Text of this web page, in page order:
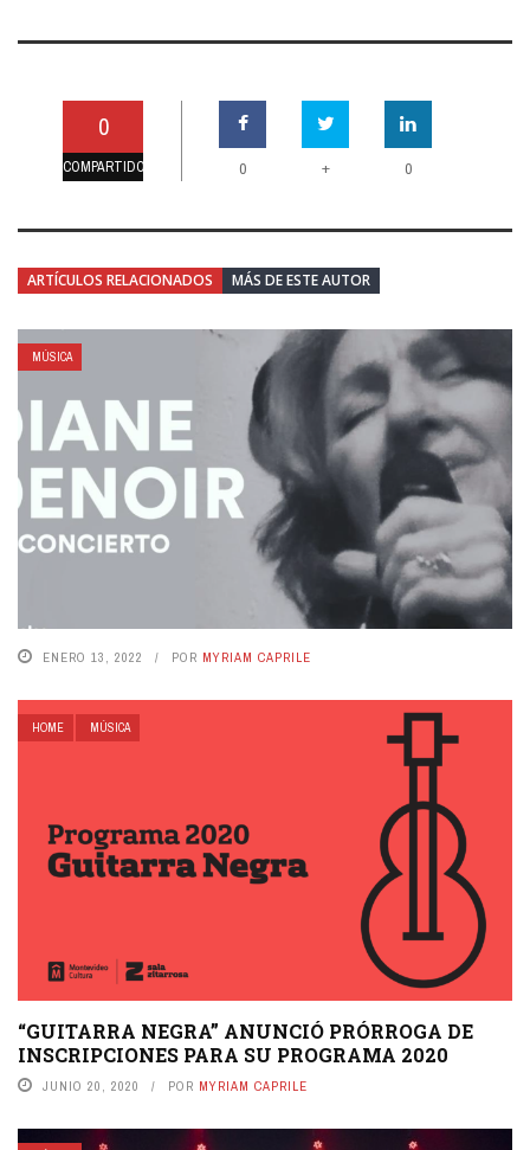
0
COMPARTIDO 0 + 0
ARTÍCULOS RELACIONADOS MÁS DE ESTE AUTOR
MÚSICA
ENERO 13, 2022 POR MYRIAM CAPRILE
HOME MÚSICA
“GUITARRA NEGRA” ANUNCIÓ PRÓRROGA DE
INSCRIPCIONES PARA SU PROGRAMA 2020
JUNIO 20, 2020 POR MYRIAM CAPRILE